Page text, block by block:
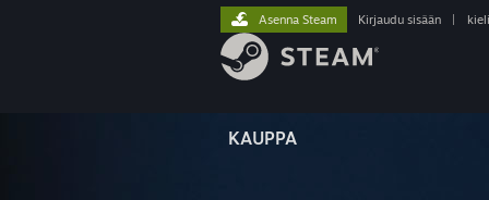
KAUPPA
Asenna Steam Kirjaudu sisään kieli